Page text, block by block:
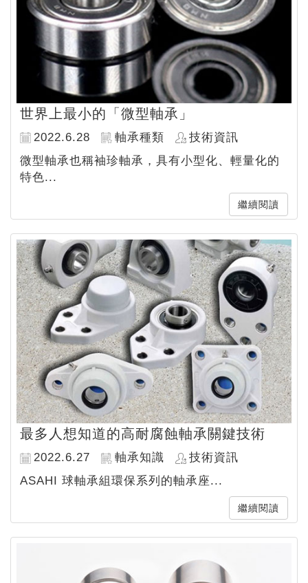
世界上最小的「微型軸承」
2022.6.28 軸承種類
技術資訊
微型軸承也稱袖珍軸承，具有小型化、輕量化的
特色...
繼續閱讀
最多人想知道的高耐腐蝕軸承關鍵技術
2022.6.27 軸承知識
技術資訊
ASAHI 球軸承組環保系列的軸承座...
繼續閱讀